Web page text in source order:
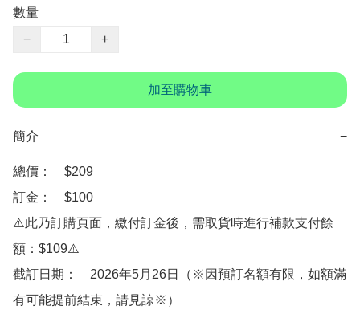
數量
−
+
加至購物車
簡介 −
總價：　$209
訂金：　$100
⚠️此乃訂購頁面，繳付訂金後，需取貨時進行補款支付餘
額：$109⚠️
截訂日期：　2026年5月26日（※因預訂名額有限，如額滿
有可能提前結束，請見諒※）